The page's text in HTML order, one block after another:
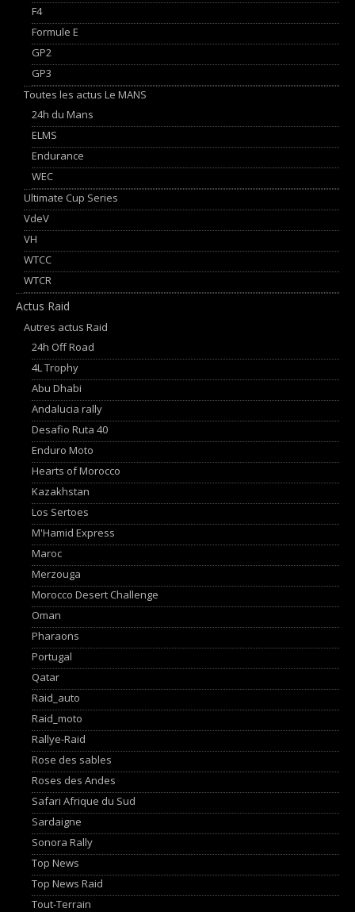
F4
Formule E
GP2
GP3
Toutes les actus Le MANS
24h du Mans
ELMS
Endurance
WEC
Ultimate Cup Series
VdeV
VH
WTCC
WTCR
Actus Raid
Autres actus Raid
24h Off Road
4L Trophy
Abu Dhabi
Andalucia rally
Desafio Ruta 40
Enduro Moto
Hearts of Morocco
Kazakhstan
Los Sertoes
M'Hamid Express
Maroc
Merzouga
Morocco Desert Challenge
Oman
Pharaons
Portugal
Qatar
Raid_auto
Raid_moto
Rallye-Raid
Rose des sables
Roses des Andes
Safari Afrique du Sud
Sardaigne
Sonora Rally
Top News
Top News Raid
Tout-Terrain